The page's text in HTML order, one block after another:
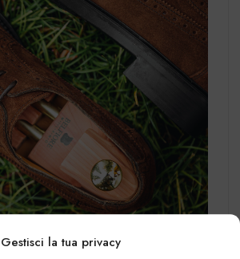
Gestisci la tua privacy
Derby brogue in camoscio